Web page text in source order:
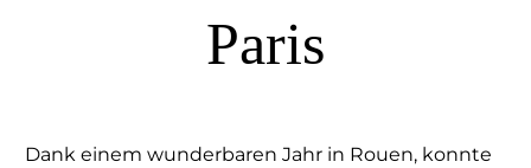
Paris
Dank einem wunderbaren Jahr in Rouen, konnte